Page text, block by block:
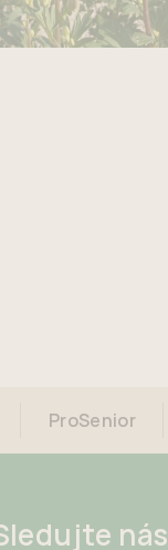
ProSenior
nás